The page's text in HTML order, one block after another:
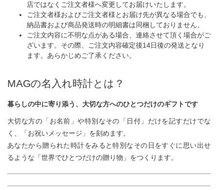
店ではなくご注文者様へ変更してお届けいたします。
ご注文者様およびご注文者様とお届け先が異なる場合でも、
納品書および商品発送時の明細書は同梱しておりません。
ご注文内容に不明な点がある場合、連絡させて頂く場合がご
ざいます。その際、ご注文内容確定後14日後の発送となり
ます。あらかじめご了承ください。
MAGの名入れ時計とは？
暮らしの中に寄り添う、大切な方へのひとつだけのギフトです
大切な方の「お名前」や特別なその「日付」だけを記すだけでな
く、「お祝いメッセージ」を刻めます。
あなたから贈られた時計をみると特別なその日をすぐに思い出せ
るような「世界でひとつだけの贈り物」をつくります。